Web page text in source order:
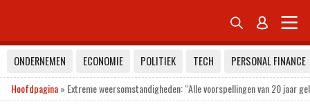
 
ONDERNEMEN ECONOMIE POLITIEK TECH
PERSONAL FINANCE
Hoofdpagina» Extreme weersomstandigheden: “Alle voorspellingen van 20 jaar